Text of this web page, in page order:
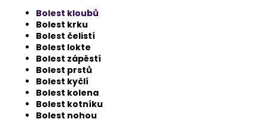
Bolest kloubů
Bolest krku
Bolest čelistí
Bolest lokte
Bolest zápěstí
Bolest prstů
Bolest kyčlí
Bolest kolena
Bolest kotníku
Bolest nohou